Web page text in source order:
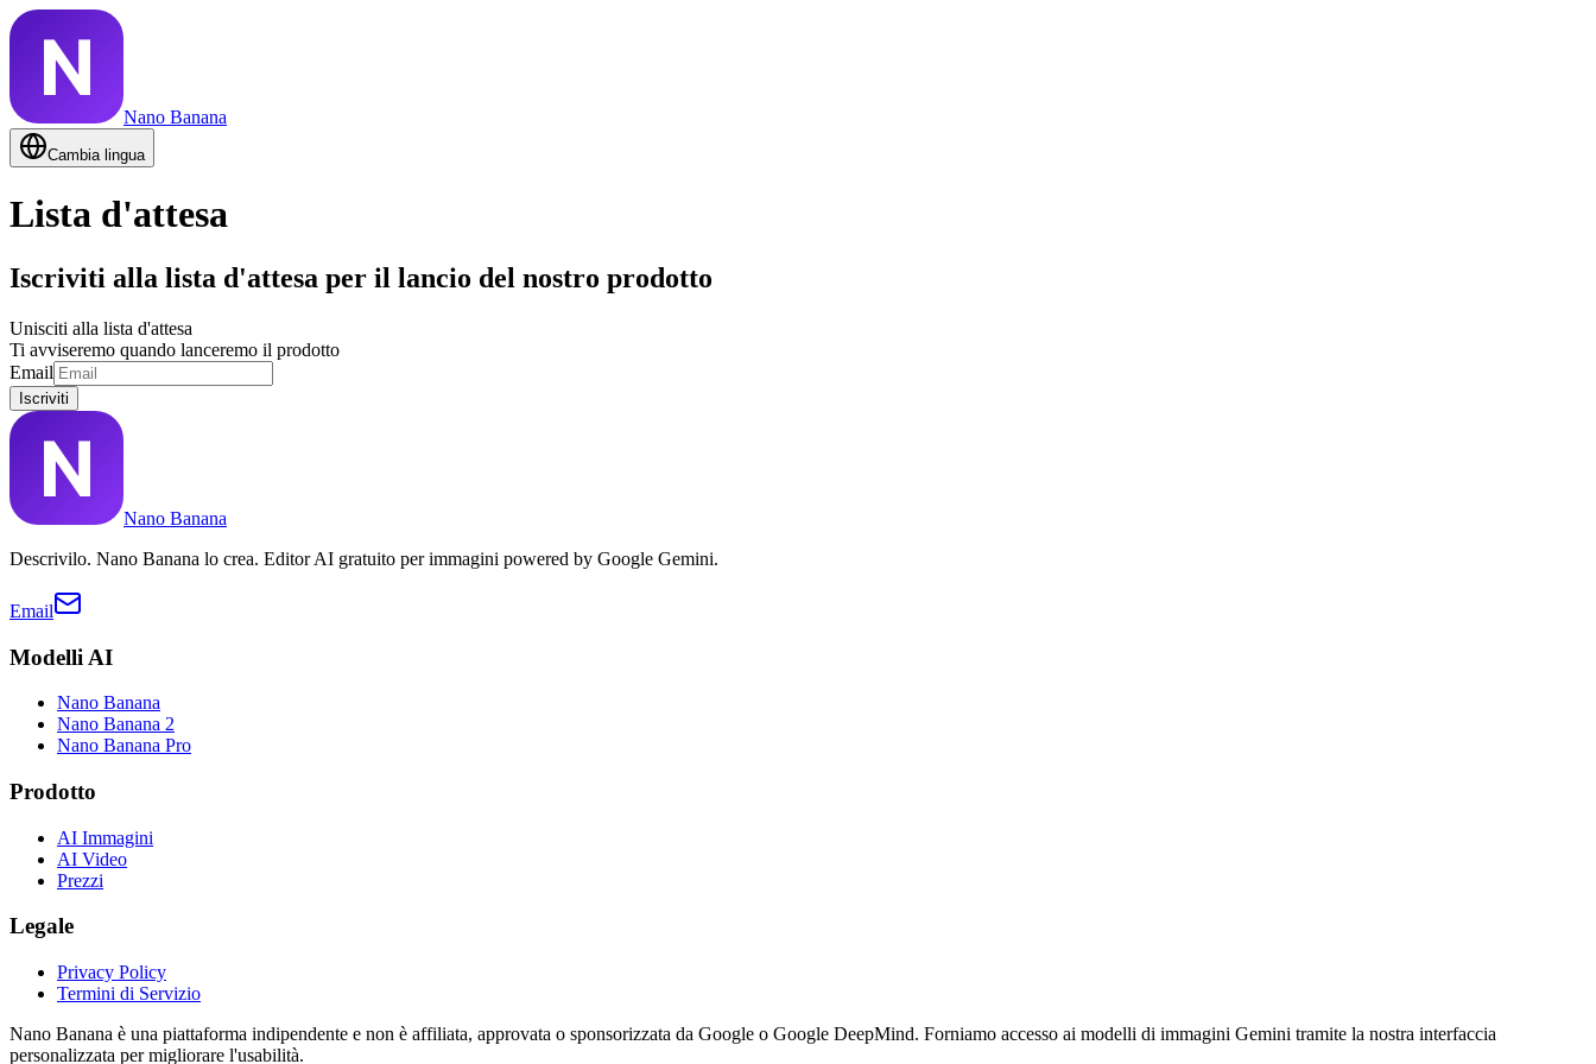
Nano Banana
Cambia lingua
Lista d'attesa
Iscriviti alla lista d'attesa per il lancio del nostro prodotto
Unisciti alla lista d'attesa
Ti avviseremo quando lanceremo il prodotto
Email
Iscriviti
Nano Banana
Descrivilo. Nano Banana lo crea. Editor AI gratuito per immagini powered by Google Gemini.
Email
Modelli AI
Nano Banana
Nano Banana 2
Nano Banana Pro
Prodotto
AI Immagini
AI Video
Prezzi
Legale
Privacy Policy
Termini di Servizio
Nano Banana è una piattaforma indipendente e non è affiliata, approvata o sponsorizzata da Google o Google DeepMind. Forniamo accesso ai modelli di immagini Gemini tramite la nostra interfaccia
personalizzata per migliorare l'usabilità.